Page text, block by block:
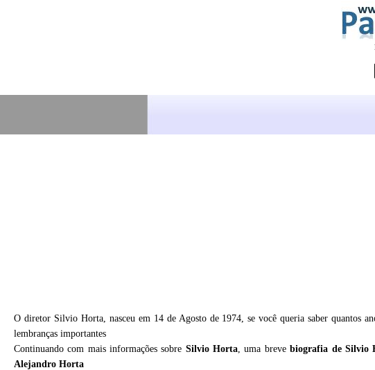
O diretor Silvio Horta, nasceu em 14 de Agosto de 1974, se você queria saber quantos
lembranças importantes
Continuando com mais informações sobre Silvio Horta, uma brevebiografia de Silvio
Alejandro Horta